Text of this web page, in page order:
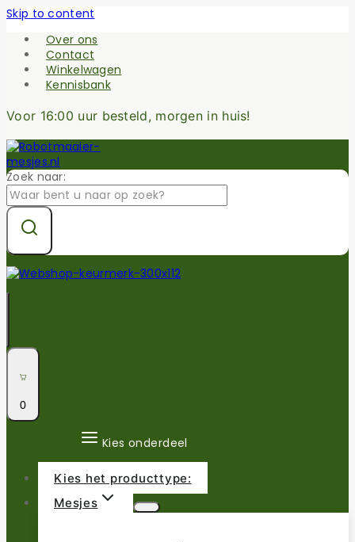
Skip to content
Over ons
Contact
Winkelwagen
Kennisbank
Voor 16:00 uur besteld, morgen in huis!
Zoek naar:
0
Kies onderdeel
Kies het producttype:
Mesjes